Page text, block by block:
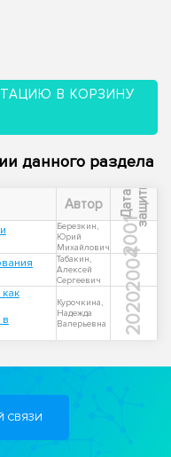
В КОРЗИНУ
данного раздела
Автор Д
а
т
а
з
а
щ
и
ты
Березкин,
Юрий
Михайлович
2001
Табакин,
Алексей
Сергеевич
2004
в
Курочкина,
Надежда
Валерьевна
2020
СВЯЗИ